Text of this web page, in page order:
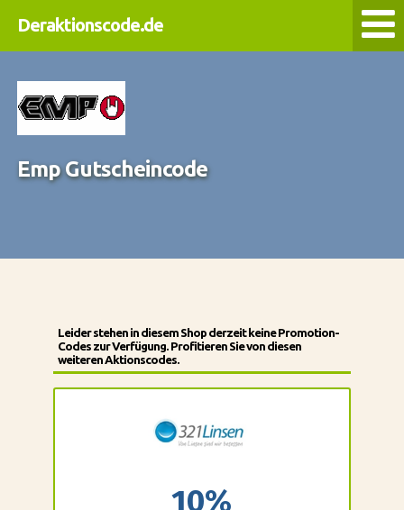
Deraktionscode.de
Emp Gutscheincode
Leider stehen in diesem Shop derzeit keine Promotion-
Codes zur Verfügung. Profitieren Sie von diesen
weiteren Aktionscodes.
10%